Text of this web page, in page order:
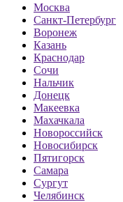
Москва
Санкт-Петербург
Воронеж
Казань
Краснодар
Сочи
Нальчик
Донецк
Макеевка
Махачкала
Новороссийск
Новосибирск
Пятигорск
Самара
Сургут
Челябинск